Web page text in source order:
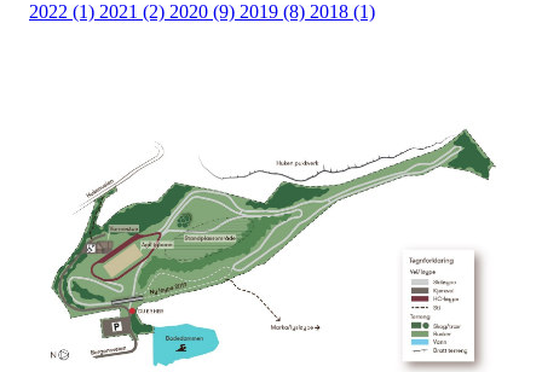
2022 (1) 2021 (2) 2020 (9) 2019 (8) 2018 (1)